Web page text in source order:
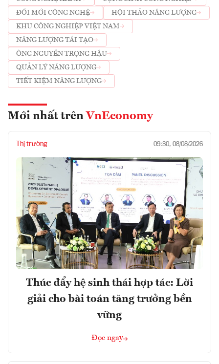
ĐỔI MỚI CÔNG NGHỆ
HỘI THẢO NĂNG LƯỢNG
KHU CÔNG NGHIỆP VIỆT NAM
NĂNG LƯỢNG TÁI TẠO
ÔNG NGUYỄN TRỌNG HẬU
QUẢN LÝ NĂNG LƯỢNG
TIẾT KIỆM NĂNG LƯỢNG
Mới nhất trên VnEconomy
Thị trường 09:30, 08/08/2026
Thúc đẩy hệ sinh thái hợp tác: Lời
giải cho bài toán tăng trưởng bền
vững
Đọc ngay